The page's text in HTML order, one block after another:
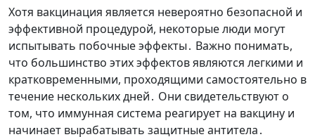
Хотя вакцинация является невероятно безопасной и
эффективной процедурой, некоторые люди могут
испытывать побочные эффекты․ Важно понимать,
что большинство этих эффектов являются легкими и
кратковременными, проходящими самостоятельно в
течение нескольких дней․ Они свидетельствуют о
том, что иммунная система реагирует на вакцину и
начинает вырабатывать защитные антитела․